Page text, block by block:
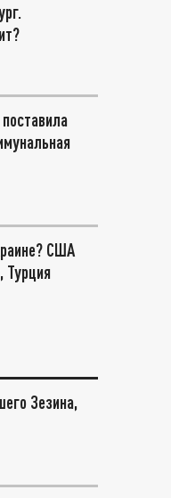
США
Турция
Зезина,